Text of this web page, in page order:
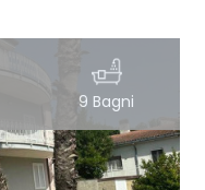
9 Bagni